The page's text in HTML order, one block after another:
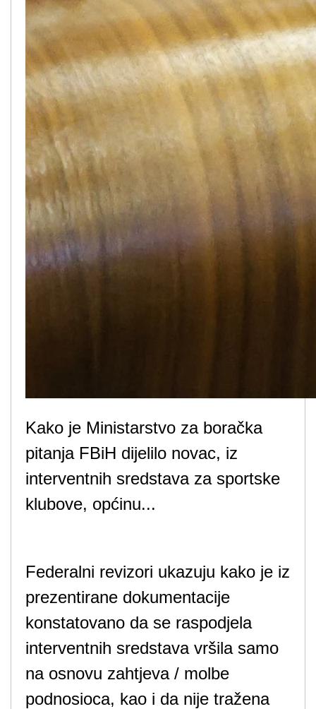
Kako je Ministarstvo za boračka
pitanja FBiH dijelilo novac, iz
interventnih sredstava za sportske
klubove, općinu...
Federalni revizori ukazuju kako je iz
prezentirane dokumentacije
konstatovano da se raspodjela
interventnih sredstava vršila samo
na osnovu zahtjeva / molbe
podnosioca, kao i da nije tražena